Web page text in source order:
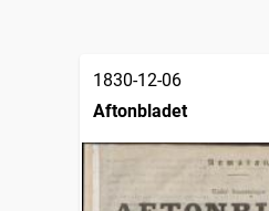
1830-12-06
Aftonbladet